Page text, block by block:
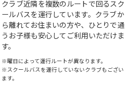
クラブ近隣を複数のルートで回るスク
ールバスを運行しています。クラブか
ら離れてお住まいの方や、ひとりで通
うお子様も安心してご利用いただけま
す。
※曜日によって運行ルートが異なります。
※スクールバスを運行していないクラブもござい
ます。